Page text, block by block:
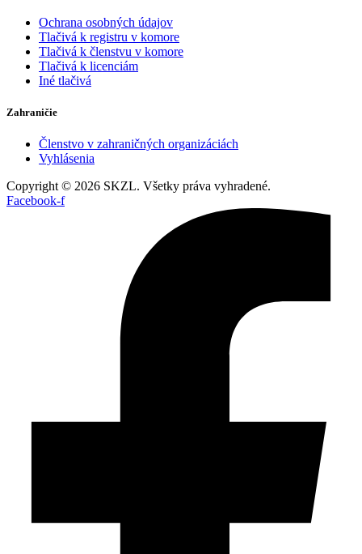
Ochrana osobných údajov
Tlačivá k registru v komore
Tlačivá k členstvu v komore
Tlačivá k licenciám
Iné tlačivá
Zahraničie
Členstvo v zahraničných organizáciách
Vyhlásenia
Copyright © 2026 SKZL. Všetky práva vyhradené.
Facebook-f